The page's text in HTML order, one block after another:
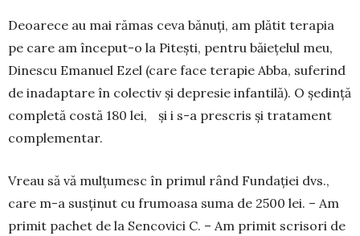
Deoarece au mai rămas ceva bănuți, am plă­tit te­rapia
pe care am început-o la Pitești, pentru băiețelul meu,
Dinescu Emanuel Ezel (ca­re face terapie Abba, suferind
de inadaptare în colectiv și depresie infantilă). O ședință
com­pletă costă 180 lei, și i s-a prescris și tra­tament
comple­men­tar.
Vreau să vă mulțumesc în primul rând Fun­dației dvs.,
care m-a susținut cu frumoasa su­ma de 2500 lei. – Am
primit pachet de la Sencovici C. – Am primit scrisori de